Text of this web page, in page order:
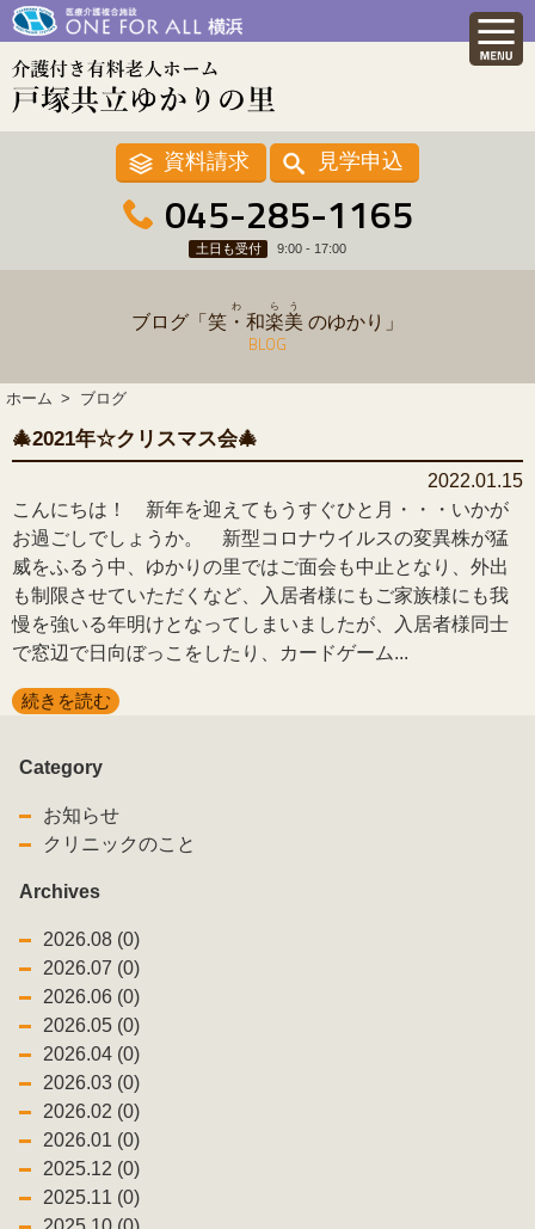
資料請求 見学申込
045-285-1165
土日も受付 9:00 - 17:00
ブログ「 笑・和
わ
楽
ら
美
う
のゆかり」
BLOG
ホーム ブログ
🎄2021年☆クリスマス会🎄
2022.01.15
こんにちは！ 新年を迎えてもうすぐひと月・・・いかが
お過ごしでしょうか。 新型コロナウイルスの変異株が猛
威をふるう中、ゆかりの里ではご面会も中止となり、外出
も制限させていただくなど、入居者様にもご家族様にも我
慢を強いる年明けとなってしまいましたが、入居者様同士
で窓辺で日向ぼっこをしたり、カードゲーム...
続きを読む
Category
お知らせ
クリニックのこと
Archives
2026.08 (0)
2026.07 (0)
2026.06 (0)
2026.05 (0)
2026.04 (0)
2026.03 (0)
2026.02 (0)
2026.01 (0)
2025.12 (0)
2025.11 (0)